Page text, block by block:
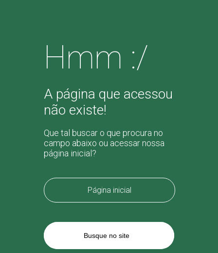
Hmm :/
A página que acessou
não existe!
Que tal buscar o que procura no
campo abaixo ou acessar nossa
página inicial?
Página inicial